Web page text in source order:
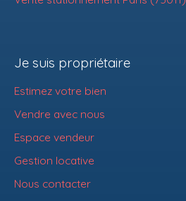
Je suis propriétaire
Estimez votre bien
Vendre avec nous
Espace vendeur
Gestion locative
Nous contacter